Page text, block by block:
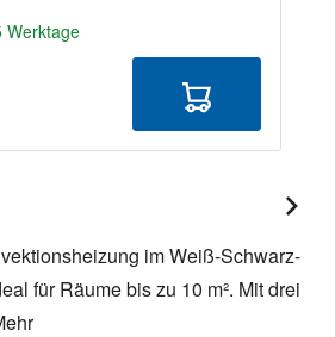
Werktage
im Weiß-Schwarz-
für Räume bis zu 10 m². Mit drei